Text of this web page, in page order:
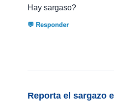
Hay sargaso?
💬 Responder
Reporta el sargazo